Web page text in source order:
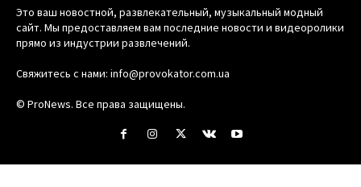
Это ваш новостной, развлекательный, музыкальный модный
сайт. Мы предоставляем вам последние новости и видеоролики
прямо из индустрии развлечений.
Свяжитесь с нами: info@provokator.com.ua
© ProNews. Все права защищены.